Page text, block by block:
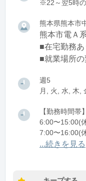
※22～翌5時
熊本県熊本市
熊本市電Ａ
■在宅勤務あ
■就業場所
週5
月, 火, 水, 木,
【勤務時間
6:00〜15:00(
7:00〜16:00(
8:00〜17:00(
11:00〜20:00(
...続きを見る